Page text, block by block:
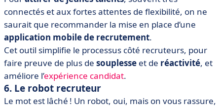
connectés et aux fortes attentes de flexibilité, on ne
saurait que recommander la mise en place d’une
application mobile de recrutement.
Cet outil simplifie le processus côté recruteurs, pour
faire preuve de plus de souplesse et de réactivité, et
améliore l’expérience candidat.
6. Le robot recruteur
Le mot est lâché ! Un robot, oui, mais on vous rassure,